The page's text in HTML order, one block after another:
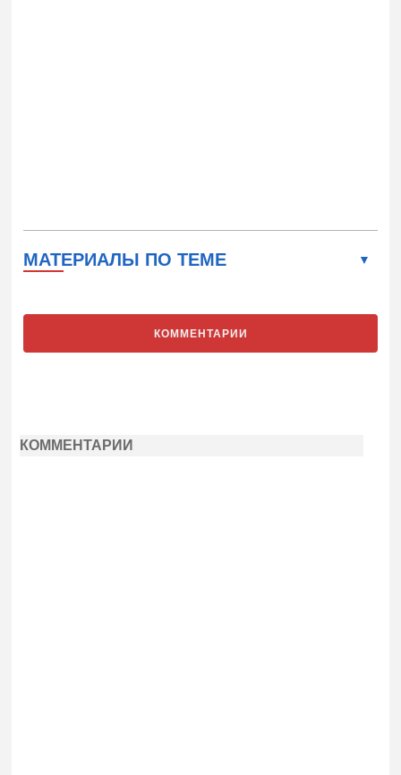
МАТЕРИАЛЫ ПО ТЕМЕ
КОММЕНТАРИИ
КОММЕНТАРИИ